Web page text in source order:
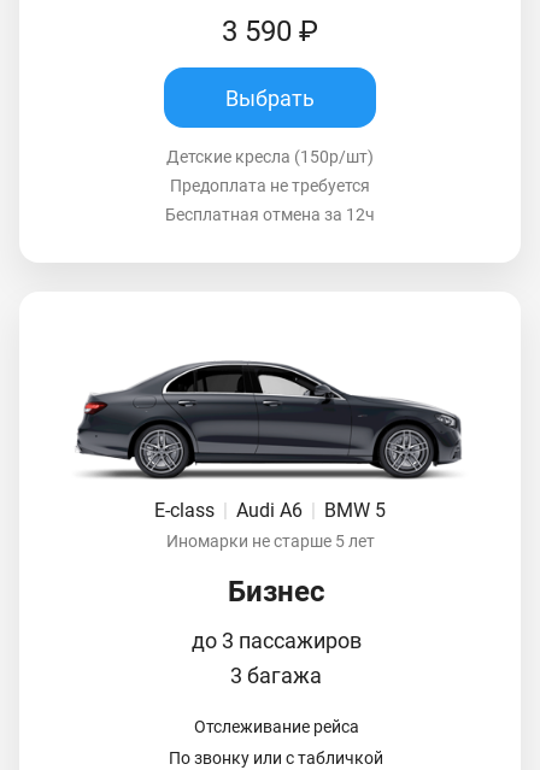
3 590 ₽
Выбрать
Детские кресла (150р/шт)
Предоплата не требуется
Бесплатная отмена за 12ч
E-class | Audi A6 | BMW 5
Иномарки не старше 5 лет
Бизнес
до 3 пассажиров
3 багажа
Отслеживание рейса
По звонку или с табличкой